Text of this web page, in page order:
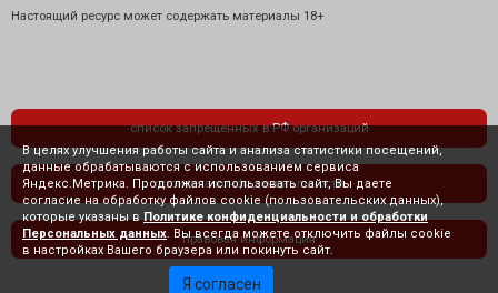
Настоящий ресурс может содержать материалы 18+
список запрещенных в РФ организаций
политика конфиденциальности
правовая информация
В целях улучшения работы сайта и анализа статистики посещений,
данные обрабатываются с использованием сервиса
Яндекс.Метрика. Продолжая использовать сайт, Вы даете
согласие на обработку файлов cookie (пользовательских данных),
которые указаны в Политике конфиденциальности и обработки
Персональных данных . Вы всегда можете отключить файлы cookie
в настройках Вашего браузера или покинуть сайт.
Я согласен